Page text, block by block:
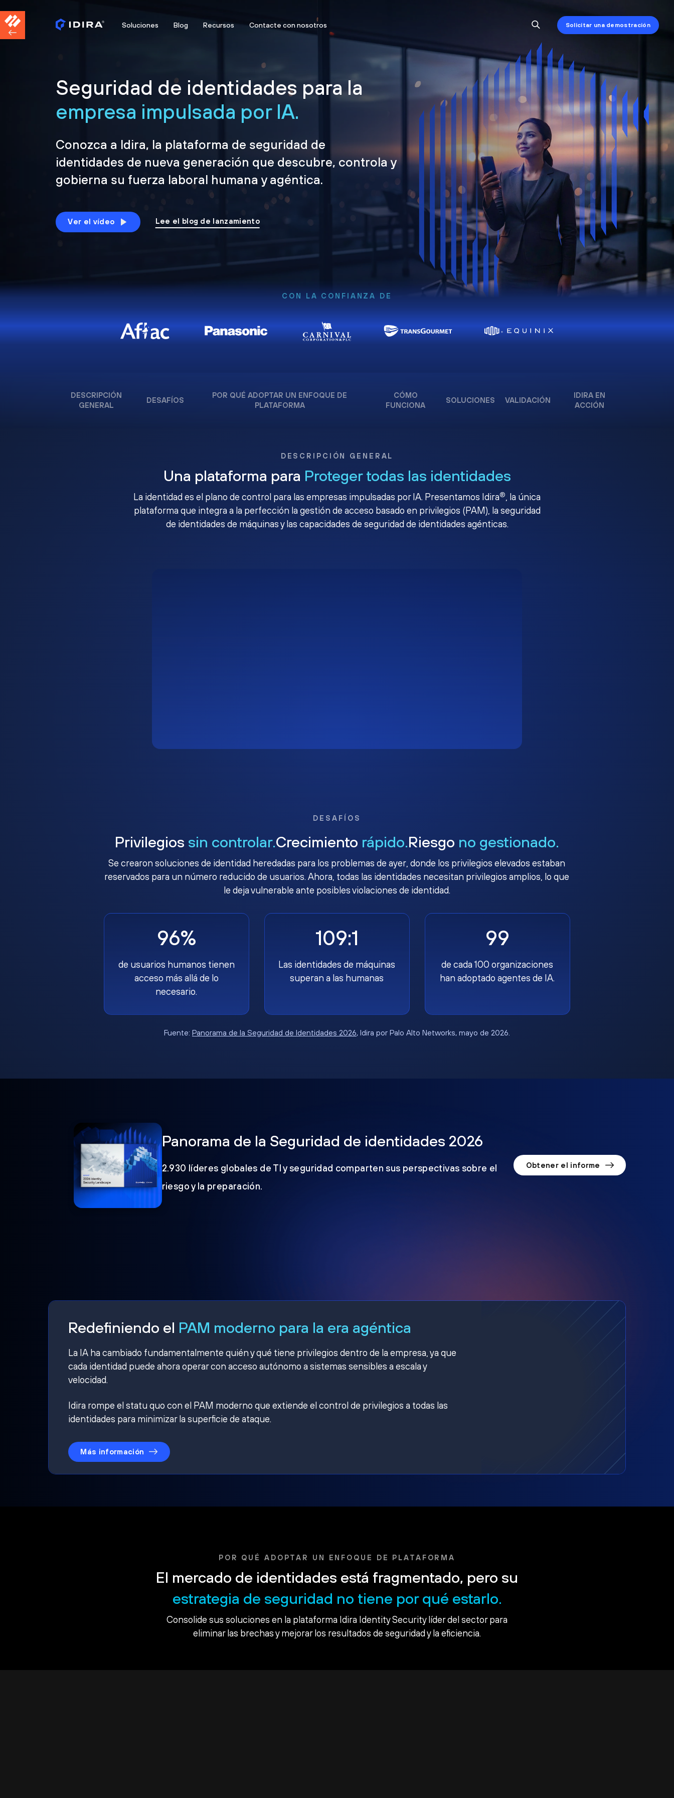
Soluciones Blog Recursos Contacte con nosotros Solicitar una demostración
Seguridad de identidades para la
empresa impulsada por IA.
Conozca a Idira, la plataforma de seguridad de
identidades de nueva generación que descubre, controla y
gobierna su fuerza laboral humana y agéntica.
Ver el vídeo Lee el blog de lanzamiento
CON LA CONFIANZA DE
DESCRIPCIÓN
GENERAL
DESAFÍOS
POR QUÉ ADOPTAR UN ENFOQUE DE
PLATAFORMA
CÓMO
FUNCIONA
SOLUCIONES VALIDACIÓN
IDIRA EN
ACCIÓN
DESCRIPCIÓN GENERAL
Una plataforma para Proteger todas las identidades
La identidad es el plano de control para las empresas impulsadas por IA. Presentamos Idira®, la única
plataforma que integra a la perfección la gestión de acceso basado en privilegios (PAM), la seguridad
de identidades de máquinas y las capacidades de seguridad de identidades agénticas.
DESAFÍOS
Privilegios sin controlar.Crecimiento rápido.Riesgo no gestionado.
Se crearon soluciones de identidad heredadas para los problemas de ayer, donde los privilegios elevados estaban
reservados para un número reducido de usuarios. Ahora, todas las identidades necesitan privilegios amplios, lo que
le deja vulnerable ante posibles violaciones de identidad.
96%
de usuarios humanos tienen
acceso más allá de lo
necesario.
109:1
Las identidades de máquinas
superan a las humanas
99
de cada 100 organizaciones
han adoptado agentes de IA.
Fuente: Panorama de la Seguridad de Identidades 2026, Idira por Palo Alto Networks, mayo de 2026.
Panorama de la Seguridad de identidades 2026
2.930 líderes globales de TI y seguridad comparten sus perspectivas sobre el
riesgo y la preparación.
Obtener el informe
Redefiniendo el PAM moderno para la era agéntica
La IA ha cambiado fundamentalmente quién y qué tiene privilegios dentro de la empresa, ya que
cada identidad puede ahora operar con acceso autónomo a sistemas sensibles a escala y
velocidad.
Idira rompe el statu quo con el PAM moderno que extiende el control de privilegios a todas las
identidades para minimizar la superficie de ataque.
Más información
POR QUÉ ADOPTAR UN ENFOQUE DE PLATAFORMA
El mercado de identidades está fragmentado, pero su
estrategia de seguridad no tiene por qué estarlo.
Consolide sus soluciones en la plataforma Idira Identity Security líder del sector para
eliminar las brechas y mejorar los resultados de seguridad y la eficiencia.